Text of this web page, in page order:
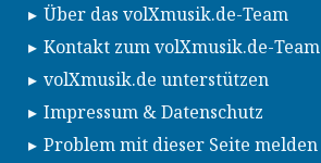
Über das volXmusik.de-Team
Kontakt zum volXmusik.de-Team
volXmusik.de unterstützen
Impressum & Datenschutz
Problem mit dieser Seite melden